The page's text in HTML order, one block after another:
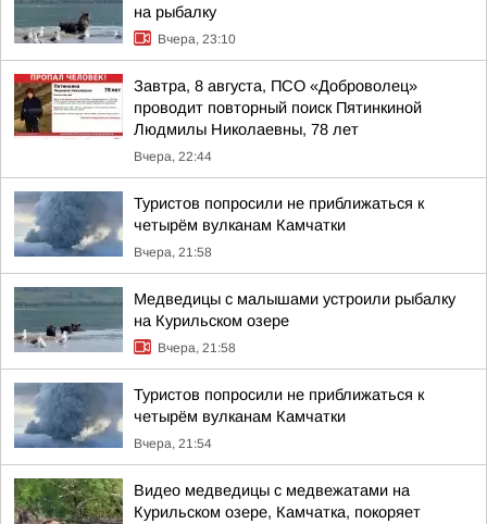
на рыбалку
Вчера, 23:10
Завтра, 8 августа, ПСО «Доброволец»
проводит повторный поиск Пятинкиной
Людмилы Николаевны, 78 лет
Вчера, 22:44
Туристов попросили не приближаться к
четырём вулканам Камчатки
Вчера, 21:58
Медведицы с малышами устроили рыбалку
на Курильском озере
Вчера, 21:58
Туристов попросили не приближаться к
четырём вулканам Камчатки
Вчера, 21:54
Видео медведицы с медвежатами на
Курильском озере, Камчатка, покоряет